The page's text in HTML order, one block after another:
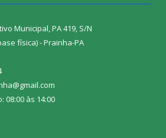
Municipal, PA 419, S/N
física) - Prainha-PA
às 14:00